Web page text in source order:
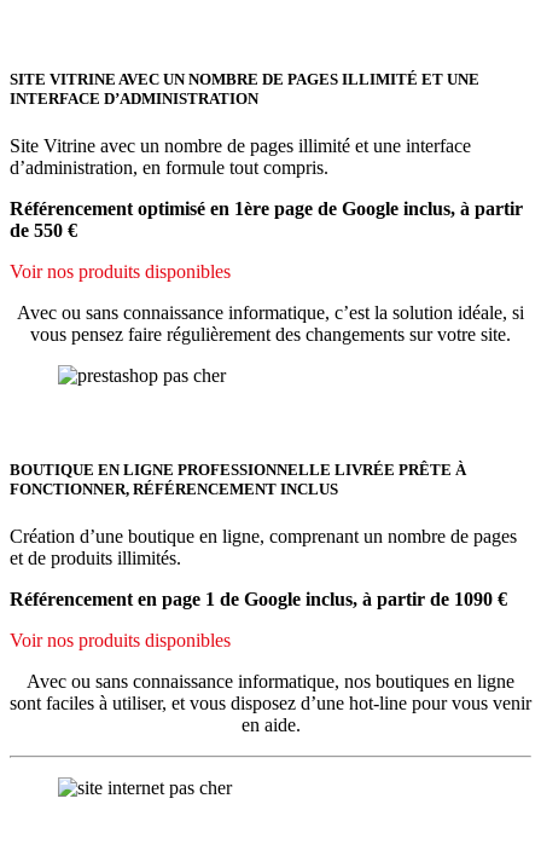
SITE VITRINE AVEC UN NOMBRE DE PAGES ILLIMITÉ ET UNE
INTERFACE D’ADMINISTRATION
Site Vitrine avec un nombre de pages illimité et une interface
d’administration, en formule tout compris.
Référencement optimisé en 1ère page de Google inclus, à partir
de 550 €
Voir nos produits disponibles
Avec ou sans connaissance informatique, c’est la solution idéale, si
vous pensez faire régulièrement des changements sur votre site.
BOUTIQUE EN LIGNE PROFESSIONNELLE LIVRÉE PRÊTE À
FONCTIONNER, RÉFÉRENCEMENT INCLUS
Création d’une boutique en ligne, comprenant un nombre de pages
et de produits illimités.
Référencement en page 1 de Google inclus, à partir de 1090 €
Voir nos produits disponibles
Avec ou sans connaissance informatique, nos boutiques en ligne
sont faciles à utiliser, et vous disposez d’une hot-line pour vous venir
en aide.